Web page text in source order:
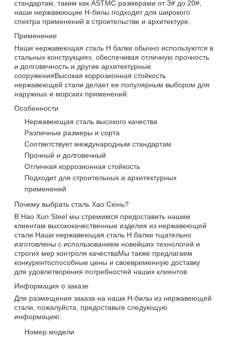
стандартам, таким как ASTMС размерами от 3# до 20#,
наши нержавеющие H-билы подходят для широкого
спектра применений в строительстве и архитектуре.
Применение
Наши нержавеющая сталь H балки обычно используются в
стальных конструкциях, обеспечивая отличную прочность
и долговечность.и другие архитектурные
сооруженияВысокая коррозионная стойкость
нержавеющей стали делает ее популярным выбором для
наружных и морских применений.
Особенности
Нержавеющая сталь высокого качества
Различные размеры и сорта
Соответствует международным стандартам
Прочный и долговечный
Отличная коррозионная стойкость
Подходит для строительных и архитектурных
применений
Почему выбрать сталь Хао Сюнь?
В Hao Xun Steel мы стремимся предоставить нашим
клиентам высококачественные изделия из нержавеющей
стали.Наши нержавеющая сталь H балки тщательно
изготовлены с использованием новейших технологий и
строгих мер контроля качестваМы также предлагаем
конкурентоспособные цены и своевременную доставку
для удовлетворения потребностей наших клиентов.
Информация о заказе
Для размещения заказа на наши H-билы из нержавеющей
стали, пожалуйста, предоставьте следующую
информацию:
Номер модели